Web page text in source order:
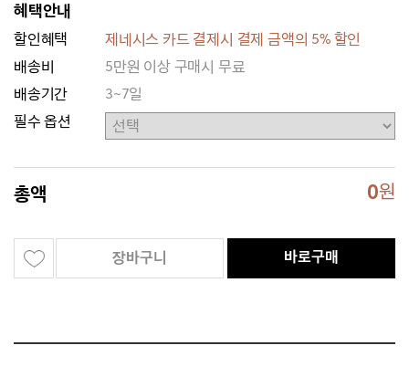
혜택안내
할인혜택
제네시스 카드 결제시 결제 금액의 5% 할인
배송비
5만원 이상 구매시 무료
배송기간
3~7일
필수 옵션
총액 0원
장바구니 바로구매